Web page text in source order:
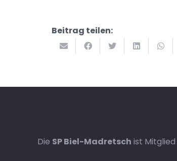
Beitrag teilen:
Die SP Biel-Madretsch ist